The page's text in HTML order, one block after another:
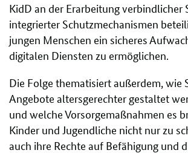
KidD an der Erarbeitung verbindlicher
integrierter Schutzmechanismen
jungen Menschen ein sicheres
digitalen Diensten zu ermöglichen.
Die Folge thematisiert außerdem, wie
Angebote altersgerechter gestaltet
und welche Vorsorgemaßnahmen es
Kinder und Jugendliche nicht nur zu
auch ihre Rechte auf Befähigung und